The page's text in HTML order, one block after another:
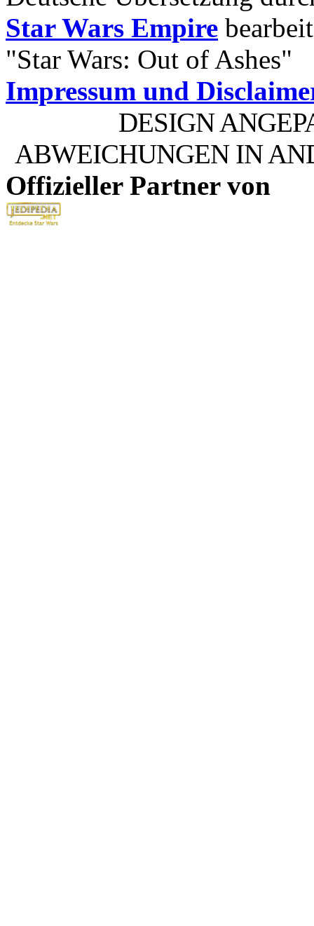
Star Wars Empire
"Star Wars: Out of Ashes"
Impressum und
DESIGN
ABWEICHUNGEN IN
Offizieller Partner von